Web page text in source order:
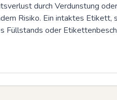
durch Verdunstung
Risiko. Ein intaktes
oder